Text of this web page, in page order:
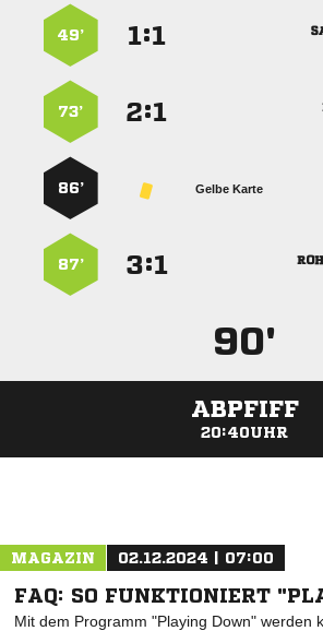
:
49’
:
73’
Gelbe Karte
86’
:
87’
90'
ABPFIFF
20:40UHR
MAGAZIN 02.12.2024 | 07:00
FAQ: SO FUNKTIONIERT
Mit dem Programm "Playing Down" werden